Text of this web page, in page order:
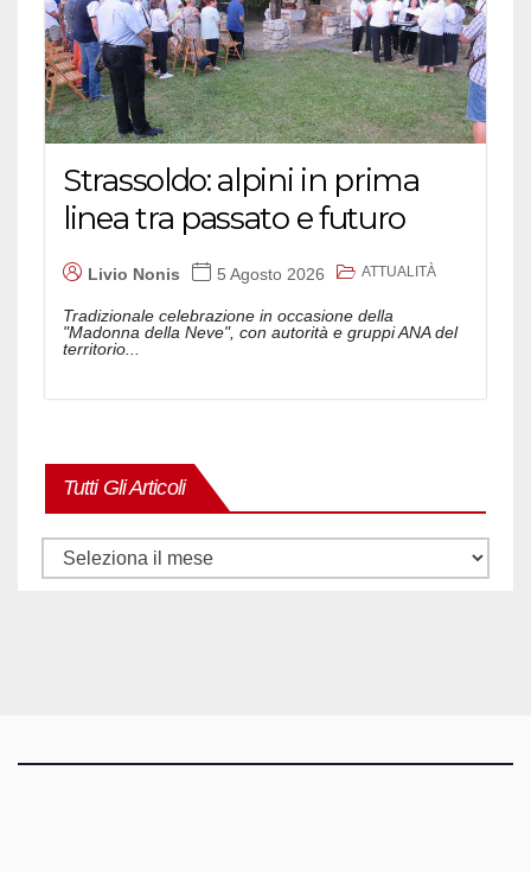
Strassoldo: alpini in prima
linea tra passato e futuro
Livio Nonis 5 Agosto 2026 ATTUALITÀ
Tradizionale celebrazione in occasione della
"Madonna della Neve", con autorità e gruppi ANA del
territorio...
Tutti Gli Articoli
Tutti